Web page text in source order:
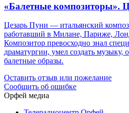
«Балетные композиторы».
Цезарь Пуни — итальянский
работавший в Милане, Париже,
Композитор превосходно знал
драматургии, умел создать
балетные образы.
Оставить отзыв или пожелание
Сообщить об ошибке
Орфей медиа